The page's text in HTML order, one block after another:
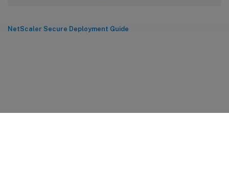
NetScaler Secure Deployment Guide